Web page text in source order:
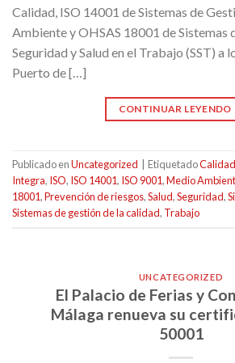
Calidad, ISO 14001 de Sistemas de
Ambiente y OHSAS 18001 de Sistemas
Seguridad y Salud en el Trabajo (SST) a
Puerto de […]
CONTINUAR LEYENDO
Publicado enUncategorized EtiquetadoCalidad
Integra, ISO, ISO 14001, ISO 9001,Medio
18001,Prevención de riesgos,Salud,Seguridad,
Sistemas de gestión de la calidad, Trabajo
UNCATEGORIZED
El Palacio de Ferias y
Málaga renueva su
50001